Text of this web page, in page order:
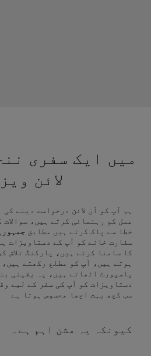
میں ایک سفری
لائن
ہم آپ کو آن لائن درخواست دینے
عمل کو رہنمائی کرتے ہیں،
خطا سے پاک کرتے ہیں مطابق
سفارت خانے کو آپ کے دستاویزات
کا سامنا کرتے ہیں، پارکنگ تلاش
ہوتے ہیں، آپ کو مطلع رکھتے
پاسپورٹ اٹھاتے ہیں، یہ یقینی
دستاویزات کو آپ کی سفر کے لیے
سب کچھ بہت اچھا محسوس ہوتا ہے
کیونکہ یہ مشن اہم ہے۔